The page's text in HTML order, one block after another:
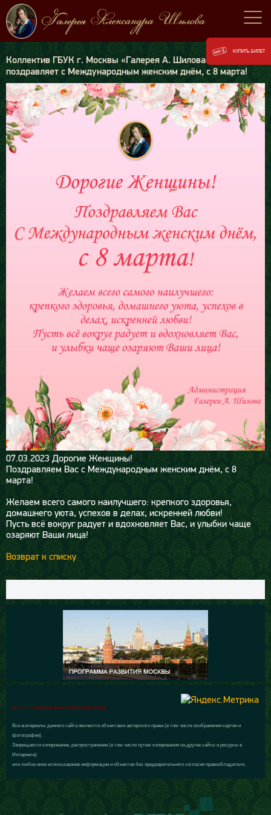
Коллектив ГБУК г. Москвы «Галерея А. Шилова»
поздравляет с Международным женским днём, с 8 марта!
07.03.2023 Дорогие Женщины!
Поздравляем Вас с Международным женским днём, с 8
марта!
Желаем всего самого наилучшего: крепкого здоровья,
домашнего уюта, успехов в делах, искренней любви!
Пусть всё вокруг радует и вдохновляет Вас, и улыбки чаще
озаряют Ваши лица!
Возврат к списку
© 2015 Галерея Александра Шилова
Все материалы данного сайта являются объектами авторского права (в том числе изображения картин и
фотографии).
Запрещается копирование, распространение (в том числе путем копирования на другие сайты и ресурсы в
Интернете)
или любое иное использование информации и объектов без предварительного согласия правообладателя.
КУПИТЬ БИЛЕТ